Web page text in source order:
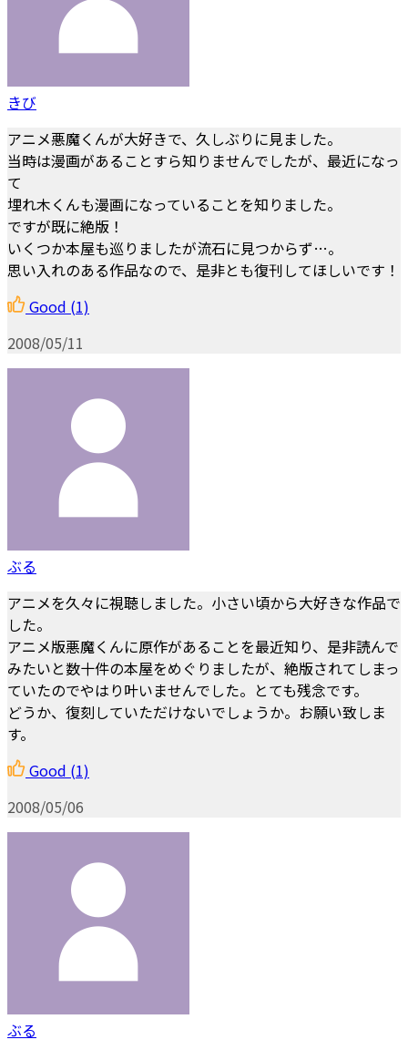
きび
アニメ悪魔くんが大好きで、久しぶりに見ました。
当時は漫画があることすら知りませんでしたが、最近になっ
て
埋れ木くんも漫画になっていることを知りました。
ですが既に絶版！
いくつか本屋も巡りましたが流石に見つからず…。
思い入れのある作品なので、是非とも復刊してほしいです！
Good (1)
2008/05/11
ぶる
アニメを久々に視聴しました。小さい頃から大好きな作品で
した。
アニメ版悪魔くんに原作があることを最近知り、是非読んで
みたいと数十件の本屋をめぐりましたが、絶版されてしまっ
ていたのでやはり叶いませんでした。とても残念です。
どうか、復刻していただけないでしょうか。お願い致しま
す。
Good (1)
2008/05/06
ぶる